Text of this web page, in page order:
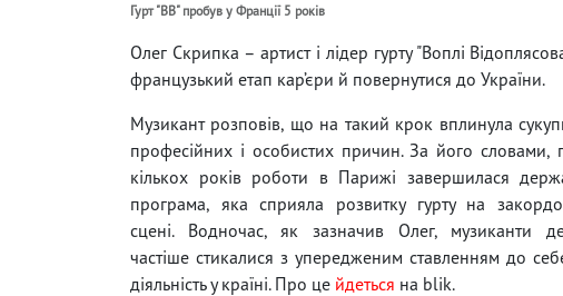
Гурт "ВВ" пробув у Франції 5 років
Олег Скрипка – артист і лідер гурту "Воплі
французький етап кар’єри й повернутися до України.
Музикант розповів, що на такий крок вплинула
професійних і особистих причин. За його словами,
кількох років роботи в Парижі завершилася
програма, яка сприяла розвитку гурту на
сцені. Водночас, як зазначив Олег, музиканти
частіше стикалися з упередженим ставленням до
діяльність у країні. Про це йдеться на blik.